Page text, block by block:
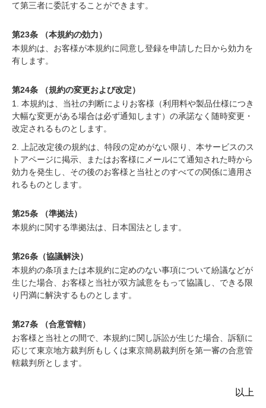
て第三者に委託することができます。
第23条 （本規約の効力）
本規約は、お客様が本規約に同意し登録を申請した日から効力を
有します。
第24条 （規約の変更および改定）
1. 本規約は、当社の判断によりお客様（利用料や製品仕様につき
大幅な変更がある場合は必ず通知します）の承諾なく随時変更・
改定されるものとします。
2. 上記改定後の規約は、特段の定めがない限り、本サービスのス
トアページに掲示、またはお客様にメールにて通知された時から
効力を発生し、その後のお客様と当社とのすべての関係に適用さ
れるものとします。
第25条 （準拠法）
本規約に関する準拠法は、日本国法とします。
第26条（協議解決）
本規約の条項または本規約に定めのない事項について紛議などが
生じた場合、お客様と当社が双方誠意をもって協議し、できる限
り円満に解決するものとします。
第27条 （合意管轄）
お客様と当社との間で、本規約に関し訴訟が生じた場合、訴額に
応じて東京地方裁判所もしくは東京簡易裁判所を第一審の合意管
轄裁判所とします。
以上